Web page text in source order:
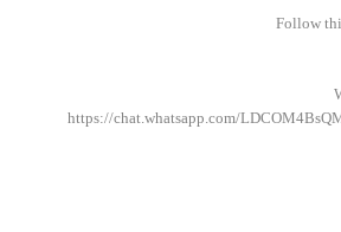
Follow
https://chat.whatsapp.com/